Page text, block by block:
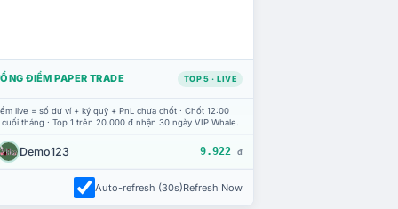
ĐIỂM PAPER TRADE TOP 5 · LIVE
live = số dư ví + ký quỹ + PnL chưa chốt · Chốt 12:00
tháng · Top 1 trên 20.000 đ nhận 30 ngày VIP Whale.
Demo123 9.922 đ
Auto-refresh (30s)Refresh Now